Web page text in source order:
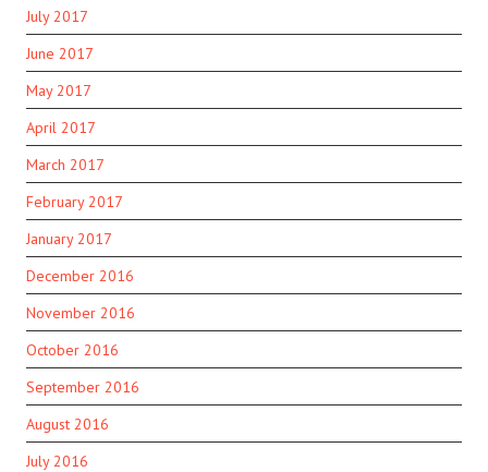
July 2017
June 2017
May 2017
April 2017
March 2017
February 2017
January 2017
December 2016
November 2016
October 2016
September 2016
August 2016
July 2016